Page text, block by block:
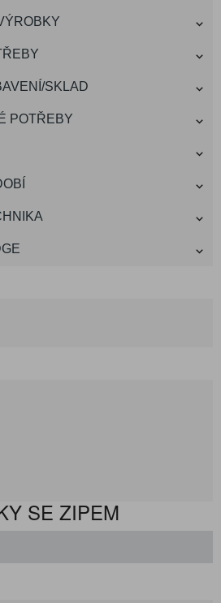
SKLAD
POTŘEBY
SE ZIPEM